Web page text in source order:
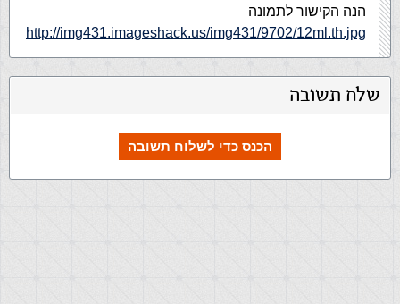
הנה הקישור לתמונה
http://img431.imageshack.us/img431/9702/12ml.th.jpg
שלח תשובה
הכנס כדי לשלוח תשובה